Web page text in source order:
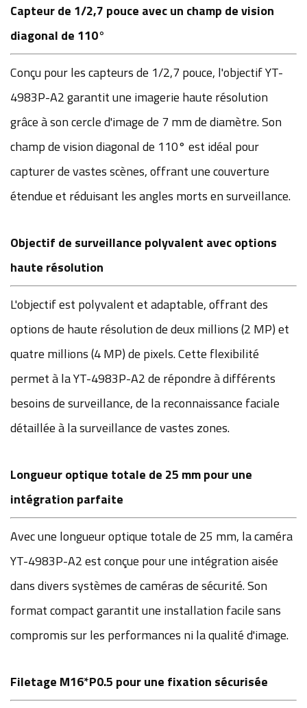
Capteur de 1/2,7 pouce avec un champ de vision
diagonal de 110°
Conçu pour les capteurs de 1/2,7 pouce, l'objectif YT-
4983P-A2 garantit une imagerie haute résolution
grâce à son cercle d'image de 7 mm de diamètre. Son
champ de vision diagonal de 110° est idéal pour
capturer de vastes scènes, offrant une couverture
étendue et réduisant les angles morts en surveillance.
Objectif de surveillance polyvalent avec options
haute résolution
L'objectif est polyvalent et adaptable, offrant des
options de haute résolution de deux millions (2 MP) et
quatre millions (4 MP) de pixels. Cette flexibilité
permet à la YT-4983P-A2 de répondre à différents
besoins de surveillance, de la reconnaissance faciale
détaillée à la surveillance de vastes zones.
Longueur optique totale de 25 mm pour une
intégration parfaite
Avec une longueur optique totale de 25 mm, la caméra
YT-4983P-A2 est conçue pour une intégration aisée
dans divers systèmes de caméras de sécurité. Son
format compact garantit une installation facile sans
compromis sur les performances ni la qualité d'image.
Filetage M16*P0.5 pour une fixation sécurisée